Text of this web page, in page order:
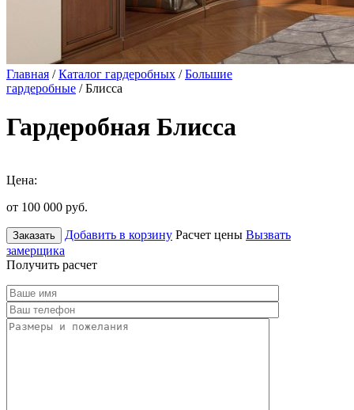
Главная /Каталог гардеробных /Большие
гардеробные / Блисса
Гардеробная Блисса
Цена:
от 100 000 руб.
Заказать Добавить в корзину Расчет цены Вызвать
замерщика
Получить расчет